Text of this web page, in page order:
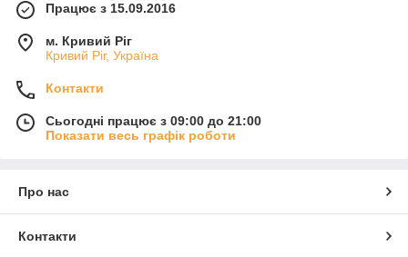
Працює з 15.09.2016
м. Кривий Ріг
Кривий Ріг, Україна
Контакти
Сьогодні працює з 09:00 до 21:00
Показати весь графік роботи
Про нас
Контакти